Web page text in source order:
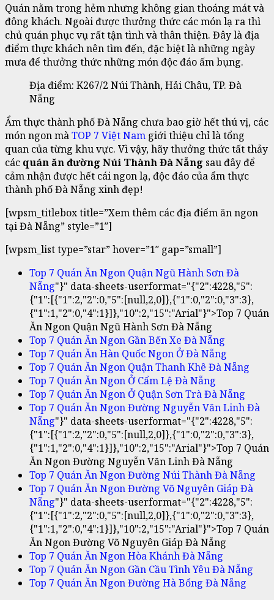
Quán nằm trong hẻm nhưng không gian thoáng mát và
đông khách. Ngoài được thưởng thức các món lạ ra thì
chủ quán phục vụ rất tận tình và thân thiện. Đây là địa
điểm thực khách nên tìm đến, đặc biệt là những ngày
mưa để thưởng thức những món độc đáo ấm bụng.
Địa điểm: K267/2 Núi Thành, Hải Châu, TP. Đà
Nẵng
Ẩm thực thành phố Đà Nẵng chưa bao giờ hết thú vị, các
món ngon màTOP 7 Việt Nam giới thiệu chỉ là tổng
quan của từng khu vực. Vì vậy, hãy thưởng thức tất thảy
các quán ăn đường Núi Thành Đà Nẵng sau đây để
cảm nhận được hết cái ngon lạ, độc đáo của ẩm thực
thành phố Đà Nẵng xinh đẹp!
[wpsm_titlebox title=”Xem thêm các địa điểm ăn ngon
tại Đà Nẵng” style=”1″]
[wpsm_list type=”star” hover=”1″ gap=”small”]
Top 7 Quán Ăn Ngon Quận Ngũ Hành Sơn Đà
Nẵng"}" data-sheets-userformat="{"2":4228,"5":
{"1":[{"1":2,"2":0,"5":[null,2,0]},{"1":0,"2":0,"3":3},
{"1":1,"2":0,"4":1}]},"10":2,"15":"Arial"}">Top 7 Quán
Ăn Ngon Quận Ngũ Hành Sơn Đà Nẵng
Top 7 Quán Ăn Ngon Gần Bến Xe Đà Nẵng
Top 7 Quán Ăn Hàn Quốc Ngon Ở Đà Nẵng
Top 7 Quán Ăn Ngon Quận Thanh Khê Đà Nẵng
Top 7 Quán Ăn Ngon Ở Cẩm Lệ Đà Nẵng
Top 7 Quán Ăn Ngon Ở Quận Sơn Trà Đà Nẵng
Top 7 Quán Ăn Ngon Đường Nguyễn Văn Linh Đà
Nẵng"}" data-sheets-userformat="{"2":4228,"5":
{"1":[{"1":2,"2":0,"5":[null,2,0]},{"1":0,"2":0,"3":3},
{"1":1,"2":0,"4":1}]},"10":2,"15":"Arial"}">Top 7 Quán
Ăn Ngon Đường Nguyễn Văn Linh Đà Nẵng
Top 7 Quán Ăn Ngon Đường Núi Thành Đà Nẵng
Top 7 Quán Ăn Ngon Đường Võ Nguyên Giáp Đà
Nẵng"}" data-sheets-userformat="{"2":4228,"5":
{"1":[{"1":2,"2":0,"5":[null,2,0]},{"1":0,"2":0,"3":3},
{"1":1,"2":0,"4":1}]},"10":2,"15":"Arial"}">Top 7 Quán
Ăn Ngon Đường Võ Nguyên Giáp Đà Nẵng
Top 7 Quán Ăn Ngon Hòa Khánh Đà Nẵng
Top 7 Quán Ăn Ngon Gần Cầu Tình Yêu Đà Nẵng
Top 7 Quán Ăn Ngon Đường Hà Bổng Đà Nẵng